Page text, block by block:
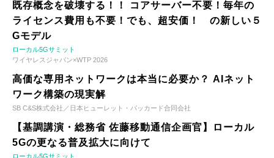
既存概念を破壊する！！ コアサーバー不要！毎年の
ライセンス費用も不要！でも、超安価！ の新しい５
Gモデル
ローカル5Gサミット
ワイヤレスジャパン×WTP 2026
高価な専用ネットワークは本当に必要か？ AIネット
ワーク構築の現実解
SB C&S株式会社／日本ヒューレット・パッカード合同会社
【基調講演・総務省 佐藤移動通信企画官】ローカル
5Gの更なる普及拡大に向けて
ローカル5Gサミット